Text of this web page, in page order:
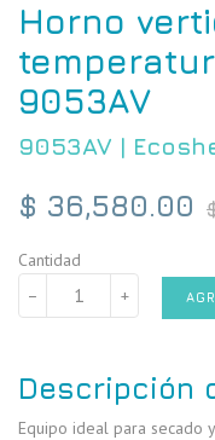
Horno
9053AV
9053AV |
Precio
habitual
$ 36,580.00
Cantidad
−
+
Descripción
Equipo ideal para secado